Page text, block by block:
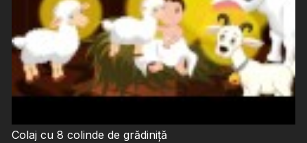
Colaj cu 8 colinde de grădiniță